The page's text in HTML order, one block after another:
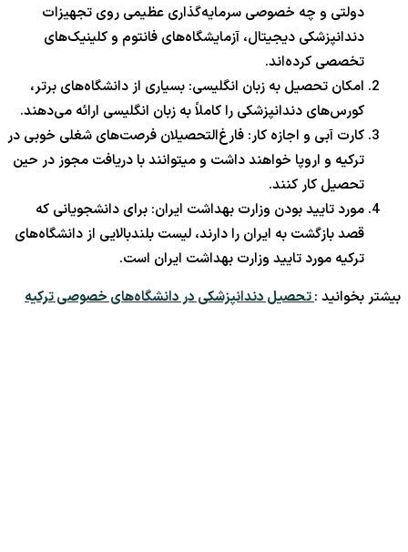
دولتی و چه خصوصی سرمایه‌گذاری عظیمی روی تجهیزات
دندانپزشکی دیجیتال، آزمایشگاه‌های فانتوم و کلینیک‌های
تخصصی کرده‌اند.
امکان تحصیل به زبان انگلیسی: بسیاری از دانشگاه‌های برتر،
کورس‌های دندانپزشکی را کاملاً به زبان انگلیسی ارائه می‌دهند.
کارت آبی و اجازه کار: فارغ‌التحصیلان فرصت‌های شغلی خوبی در
ترکیه و اروپا خواهند داشت و میتوانند با دریافت مجوز در حین
تحصیل کار کنند.
مورد تایید بودن وزارت بهداشت ایران: برای دانشجویانی که
قصد بازگشت به ایران را دارند، لیست بلندبالایی از دانشگاه‌های
ترکیه مورد تایید وزارت بهداشت ایران است.
بیشتر بخوانید :تحصیل دندانپزشکی در دانشگاه‎‌های خصوصی ترکیه